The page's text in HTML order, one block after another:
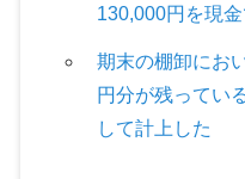
130,000円を現
期末の棚卸にお
円分が残ってい
して計上した